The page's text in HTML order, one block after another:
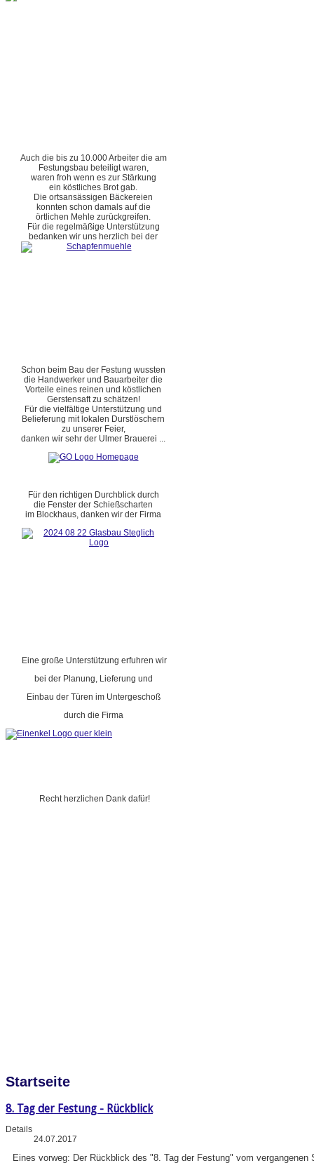
Auch die bis zu 10.000 Arbeiter die am
Festungsbau beteiligt waren,
waren froh wenn es zur Stärkung
ein köstliches Brot gab.
Die ortsansässigen Bäckereien
konnten schon damals auf die
örtlichen Mehle zurückgreifen.
Für die regelmäßige Unterstützung
bedanken wir uns herzlich bei der
Schon beim Bau der Festung wussten
die Handwerker und Bauarbeiter die
Vorteile eines reinen und köstlichen
Gerstensaft zu schätzen!
Für die vielfältige Unterstützung und
Belieferung mit lokalen Durstlöschern
zu unserer Feier,
danken wir sehr der Ulmer Brauerei ...
Für den richtigen Durchblick durch
die Fenster der Schießscharten
im Blockhaus, danken wir der Firma
Eine große Unterstützung erfuhren wir
bei der Planung, Lieferung und
Einbau der Türen im Untergeschoß
durch die Firma
Recht herzlichen Dank dafür!
Startseite
8. Tag der Festung - Rückblick
Details
24.07.2017
Eines vorweg: Der Rückblick des "8. Tag der Festung" vom